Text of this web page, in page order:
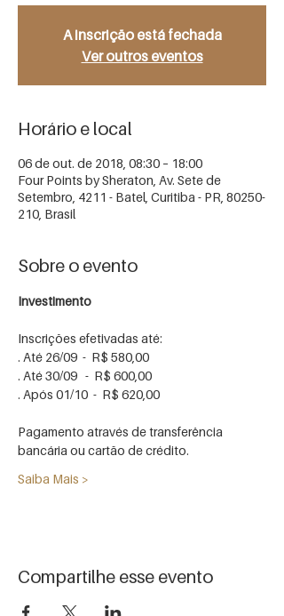
A inscrição está fechada
Ver outros eventos
Horário e local
06 de out. de 2018, 08:30 – 18:00
Four Points by Sheraton, Av. Sete de
Setembro, 4211 - Batel, Curitiba - PR, 80250-
210, Brasil
Sobre o evento
Investimento
. Após 01/10  -  R$ 620,00
Pagamento através de transferência
Saiba Mais >
Compartilhe esse evento